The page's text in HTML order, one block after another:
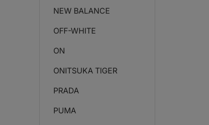
NEW BALANCE
OFF-WHITE
ON
ONITSUKA TIGER
PRADA
PUMA